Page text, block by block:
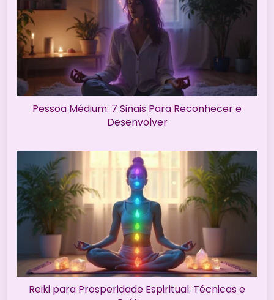
Pessoa Médium: 7 Sinais Para Reconhecer e
Desenvolver
Reiki para Prosperidade Espiritual: Técnicas e